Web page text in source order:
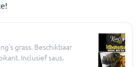
grass. Beschikbaar
Inclusief saus.